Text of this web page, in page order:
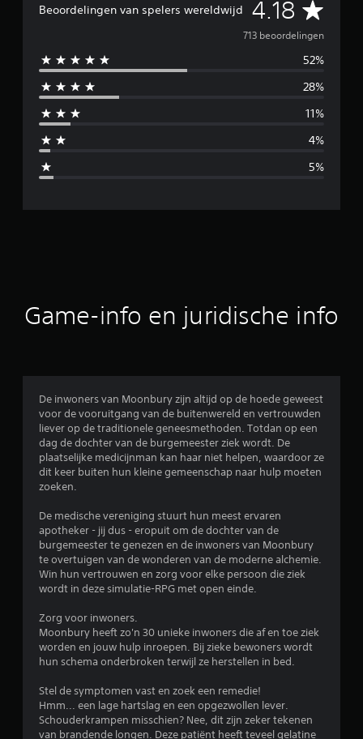
Beoordelingen van spelers wereldwijd 4.18 G
e
m
l
b
o
r
d
i
n
4
8
713 beoordelingen
52%
28%
11%
4%
5%
Game-info en juridische info
De inwoners van Moonbury zijn altijd op de hoede geweest
voor de vooruitgang van de buitenwereld en vertrouwden
liever op de traditionele geneesmethoden. Totdan op een
dag de dochter van de burgemeester ziek wordt. De
plaatselijke medicijnman kan haar niet helpen, waardoor ze
dit keer buiten hun kleine gemeenschap naar hulp moeten
zoeken.
De medische vereniging stuurt hun meest ervaren
apotheker - jij dus - eropuit om de dochter van de
burgemeester te genezen en de inwoners van Moonbury
te overtuigen van de wonderen van de moderne alchemie.
Win hun vertrouwen en zorg voor elke persoon die ziek
wordt in deze simulatie-RPG met open einde.
Zorg voor inwoners.
Moonbury heeft zo'n 30 unieke inwoners die af en toe ziek
worden en jouw hulp inroepen. Bij zieke bewoners wordt
hun schema onderbroken terwijl ze herstellen in bed.
Stel de symptomen vast en zoek een remedie!
Hmm... een lage hartslag en een opgezwollen lever.
Schouderkrampen misschien? Nee, dit zijn zeker tekenen
van brandende longen. Deze patiënt heeft teveel gelatine